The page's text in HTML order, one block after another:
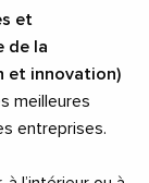
et
de la
et innovation)
meilleures
entreprises.